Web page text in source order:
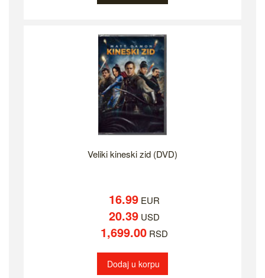
Veliki kineski zid (DVD)
16.99EUR
20.39USD
1,699.00RSD
Dodaj u korpu